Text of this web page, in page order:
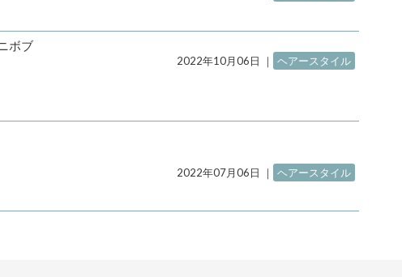
ボブ
2022年10月06日 ｜ ヘアースタイル
2022年07月06日 ｜ ヘアースタイル